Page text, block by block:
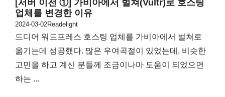
[서버 이전 ①] 가비아에서 벌쳐(Vultr)로 호스팅
업체를 변경한 이유
2024-03-02Readelight
드디어 워드프레스 호스팅 업체를 가비아에서 벌쳐로
옮기는데 성공했다. 많은 우여곡절이 있었는데, 비슷한
고민을 하고 계신 분들께 조금이나마 도움이 되었으면
하는 ...